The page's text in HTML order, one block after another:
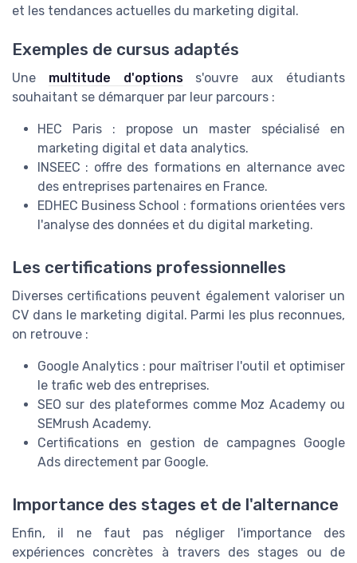
et les tendances actuelles du marketing digital.
Exemples de cursus adaptés
Une multitude d'optionss'ouvre aux étudiants
souhaitant se démarquer par leur parcours :
HEC Paris : propose un master spécialisé en
marketing digital et data analytics.
INSEEC : offre des formations en alternance avec
des entreprises partenaires en France.
EDHEC Business School : formations orientées vers
l'analyse des données et du digital marketing.
Les certifications professionnelles
Diverses certifications peuvent également valoriser un
CV dans le marketing digital. Parmi les plus reconnues,
on retrouve :
Google Analytics : pour maîtriser l'outil et optimiser
le trafic web des entreprises.
SEO sur des plateformes comme Moz Academy ou
SEMrush Academy.
Certifications en gestion de campagnes Google
Ads directement par Google.
Importance des stages et de l'alternance
Enfin, il ne faut pas négliger l'importance des
expériences concrètes à travers des stages ou de